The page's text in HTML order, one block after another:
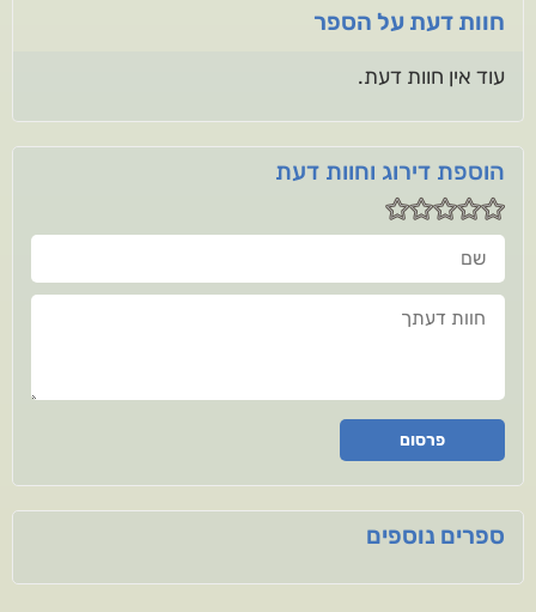
חוות דעת על הספר
עוד אין חוות דעת.
הוספת דירוג וחוות דעת
שם
חוות דעתך
פרסום
ספרים נוספים